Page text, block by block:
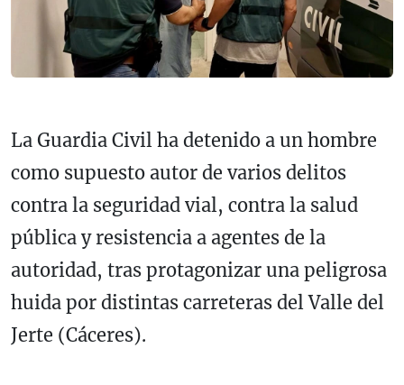
La Guardia Civil ha detenido a un hombre
como supuesto autor de varios delitos
contra la seguridad vial, contra la salud
pública y resistencia a agentes de la
autoridad, tras protagonizar una peligrosa
huida por distintas carreteras del Valle del
Jerte (Cáceres).